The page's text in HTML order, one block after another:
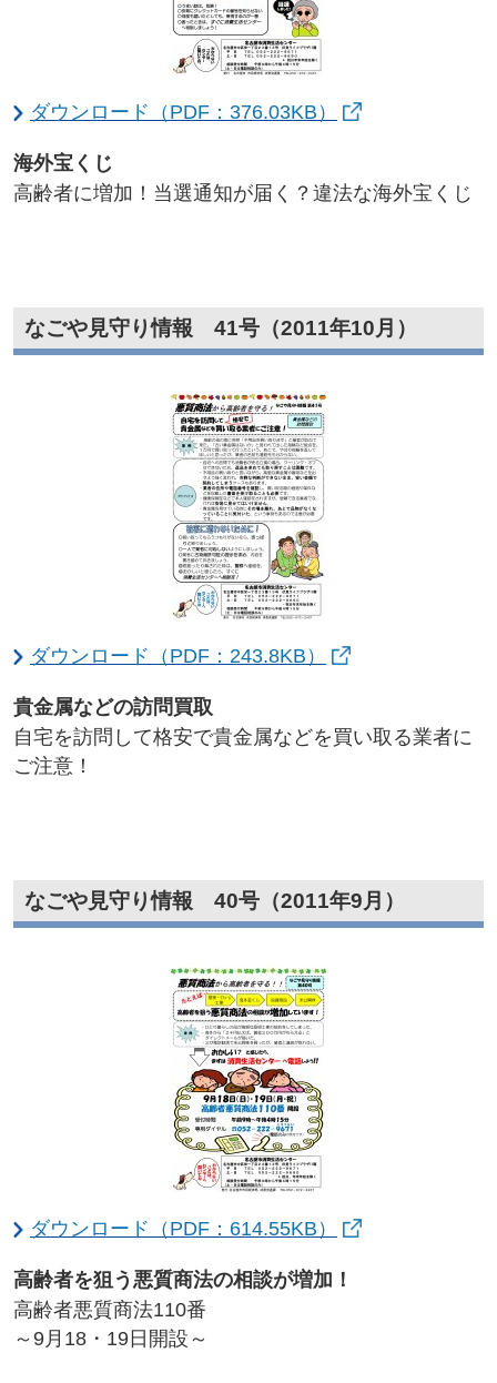
ダウンロード（PDF：376.03KB）
海外宝くじ​
高齢者に増加！当選通知が届く？違法な海外宝くじ
なごや見守り情報 41号（2011年10月）
ダウンロード（PDF：243.8KB）
貴金属などの訪問買取​
自宅を訪問して格安で貴金属などを買い取る業者に
ご注意！
なごや見守り情報 40号（2011年9月）
ダウンロード（PDF：614.55KB）
高齢者を狙う悪質商法の相談が増加！
高齢者悪質商法110番
～9月18・19日開設～